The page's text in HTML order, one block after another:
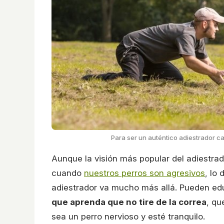
Para ser un auténtico adiestrador
Aunque la visión más popular del
cuando nuestros perros son agresivos , lo
adiestrador va mucho más allá. Pueden
que aprenda que no tire de la correa ,
sea un perro nervioso y esté tranquilo.